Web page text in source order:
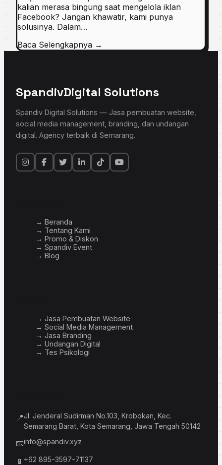
kalian merasa bingung saat mengelola iklan
Facebook? Jangan khawatir, kami punya
solusinya. Dalam…
Baca Selengkapnya →
SpandivDigital Solutions
Spandiv Digital Solutions — Jasa pembuatan website,
social media management, branding, dan undangan
digital. Agency terbaik di Semarang.
→ Beranda
→ Tentang Kami
→ Promo & Diskon
→ Spandiv Event
→ Blog
→ Jasa Pembuatan Website
→ Social Media Management
→ Jasa Branding
→ Undangan Digital
→ Tes Psikologi
📍Jl. Jenderal Sudirman No.103, Krobokan, Kec.
Semarang Barat, Kota Semarang, Jawa Tengah 50142
📧info@spandiv.xyz
📱 +62 895-3597-71137